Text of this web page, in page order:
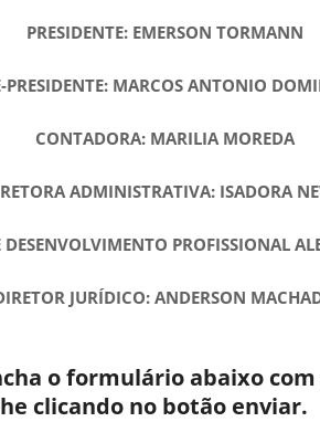
PRESIDENTE: EMERSON TORMANN
PRESIDENTE: MARCOS ANTONIO
CONTADORA: MARILIA MOREDA
ADMINISTRATIVA: ISADORA
DESENVOLVIMENTO PROFISSIONAL
JURÍDICO: ANDERSON
o formulário abaixo
clicando no botão enviar.